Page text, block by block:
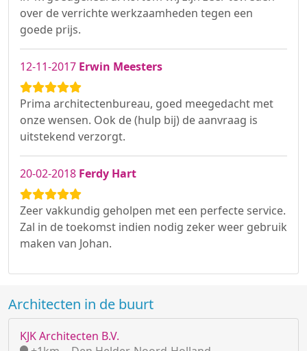
over de verrichte werkzaamheden tegen een
goede prijs.
12-11-2017 Erwin Meesters
Prima architectenbureau, goed meegedacht met
onze wensen. Ook de (hulp bij) de aanvraag is
uitstekend verzorgt.
20-02-2018 Ferdy Hart
Zeer vakkundig geholpen met een perfecte service.
Zal in de toekomst indien nodig zeker weer gebruik
maken van Johan.
Architecten in de buurt
KJK Architecten B.V.